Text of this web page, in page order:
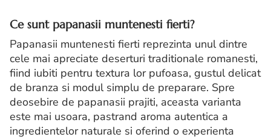
Ce sunt papanasii muntenesti fierti?
Papanasii muntenesti fierti reprezinta unul dintre
cele mai apreciate deserturi traditionale romanesti,
fiind iubiti pentru textura lor pufoasa, gustul delicat
de branza si modul simplu de preparare. Spre
deosebire de papanasii prajiti, aceasta varianta
este mai usoara, pastrand aroma autentica a
ingredientelor naturale si oferind o experienta